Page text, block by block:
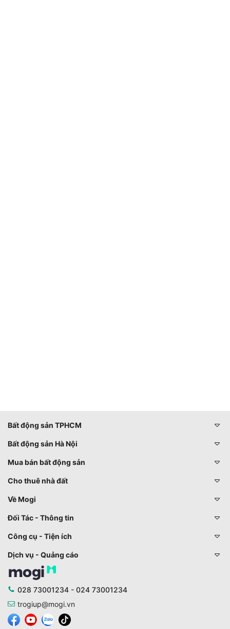
Bất động sản TPHCM
Bất động sản Hà Nội
Mua bán bất động sản
Cho thuê nhà đất
Về Mogi
Đối Tác - Thông tin
Công cụ - Tiện ích
Dịch vụ - Quảng cáo
028 73001234 - 024 73001234
trogiup@mogi.vn